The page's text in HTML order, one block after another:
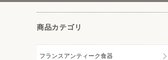
商品カテゴリ
フランスアンティーク食器